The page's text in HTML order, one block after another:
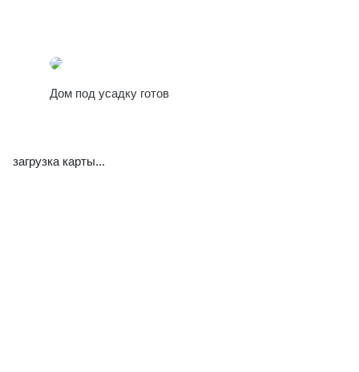
Дом под усадку готов
загрузка карты...